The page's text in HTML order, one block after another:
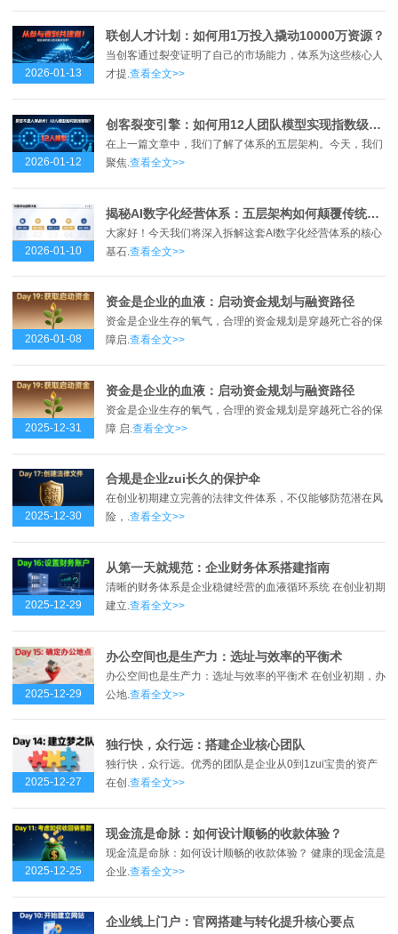
2026-01-13
联创人才计划：如何用1万投入撬动10000万资源？
当创客通过裂变证明了自己的市场能力，体系为这些核心人
才提.查看全文>>
2026-01-12
创客裂变引擎：如何用12人团队模型实现指数级增长？
在上一篇文章中，我们了解了体系的五层架构。今天，我们
聚焦.查看全文>>
2026-01-10
揭秘AI数字化经营体系：五层架构如何颠覆传统商业模式？
大家好！今天我们将深入拆解这套AI数字化经营体系的核心
基石. 查看全文>>
2026-01-08
资金是企业的血液：启动资金规划与融资路径
资金是企业生存的氧气，合理的资金规划是穿越死亡谷的保
障启.查看全文>>
2025-12-31
资金是企业的血液：启动资金规划与融资路径
资金是企业生存的氧气，合理的资金规划是穿越死亡谷的保
障 启. 查看全文>>
2025-12-30
合规是企业zui长久的保护伞
在创业初期建立完善的法律文件体系，不仅能够防范潜在风
险，.查看全文>>
2025-12-29
从第一天就规范：企业财务体系搭建指南
清晰的财务体系是企业稳健经营的血液循环系统 在创业初期
建立.查看全文>>
2025-12-29
办公空间也是生产力：选址与效率的平衡术
办公空间也是生产力：选址与效率的平衡术 在创业初期，办
公地. 查看全文>>
2025-12-27
独行快，众行远：搭建企业核心团队
独行快，众行远。优秀的团队是企业从0到1zui宝贵的资产
在创.查看全文>>
2025-12-25
现金流是命脉：如何设计顺畅的收款体验？
现金流是命脉：如何设计顺畅的收款体验？ 健康的现金流是
企业. 查看全文>>
企业线上门户：官网搭建与转化提升核心要点